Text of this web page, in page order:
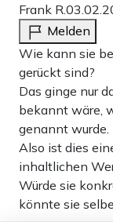
Frank R.
Melden
Wie kann sie
gerückt sind?
Das ginge nur
bekannt wäre,
genannt wurde.
Also ist dies
inhaltlichen
Würde sie
könnte sie